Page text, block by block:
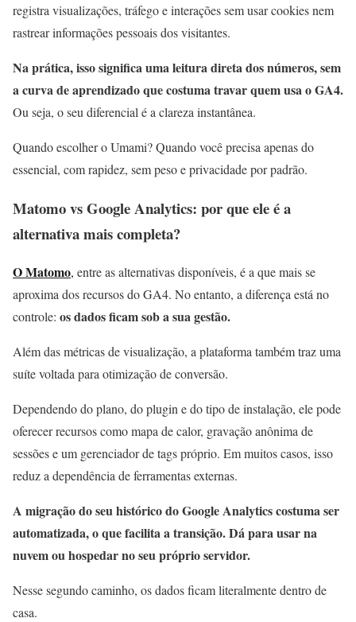
registra visualizações, tráfego e interações sem usar cookies nem
rastrear informações pessoais dos visitantes.
Na prática, isso significa uma leitura direta dos números, sem
a curva de aprendizado que costuma travar quem usa o GA4.
Ou seja, o seu diferencial é a clareza instantânea.
Quando escolher o Umami? Quando você precisa apenas do
essencial, com rapidez, sem peso e privacidade por padrão.
Matomo vs Google Analytics: por que ele é a
alternativa mais completa?
O Matomo, entre as alternativas disponíveis, é a que mais se
aproxima dos recursos do GA4. No entanto, a diferença está no
controle: os dados ficam sob a sua gestão.
Além das métricas de visualização, a plataforma também traz uma
suíte voltada para otimização de conversão.
Dependendo do plano, do plugin e do tipo de instalação, ele pode
oferecer recursos como mapa de calor, gravação anônima de
sessões e um gerenciador de tags próprio. Em muitos casos, isso
reduz a dependência de ferramentas externas.
A migração do seu histórico do Google Analytics costuma ser
automatizada, o que facilita a transição. Dá para usar na
nuvem ou hospedar no seu próprio servidor.
Nesse segundo caminho, os dados ficam literalmente dentro de
casa.